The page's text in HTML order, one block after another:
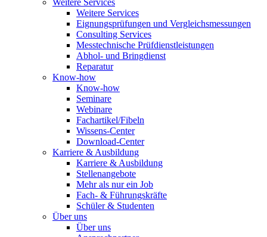
Weitere Services
Weitere Services
Eignungsprüfungen und Vergleichsmessungen
Consulting Services
Messtechnische Prüfdienstleistungen
Abhol- und Bringdienst
Reparatur
Know-how
Know-how
Seminare
Webinare
Fachartikel/Fibeln
Wissens-Center
Download-Center
Karriere & Ausbildung
Karriere & Ausbildung
Stellenangebote
Mehr als nur ein Job
Fach- & Führungskräfte
Schüler & Studenten
Über uns
Über uns